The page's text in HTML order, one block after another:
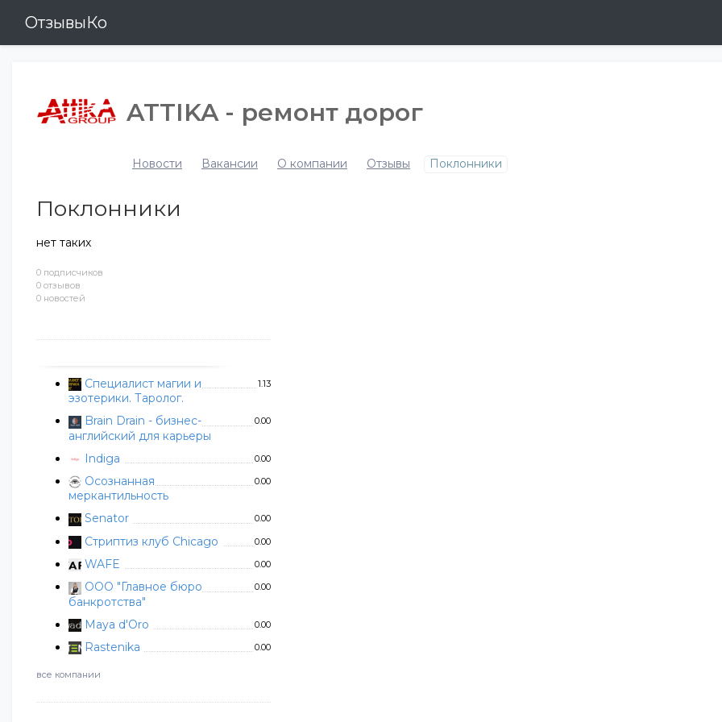
ОтзывыКо
0 подписчиков
0 отзывов
0 новостей
Специалист магии и
эзотерики. Таролог.
1.13
Brain Drain - бизнес-
английский для карьеры
0.00
Indiga 0.00
Осознанная
меркантильность
0.00
Senator 0.00
Стриптиз клуб Chicago 0.00
WAFE 0.00
ООО "Главное бюро
банкротства"
0.00
Maya d'Oro 0.00
Rastenika 0.00
все компании
ATTIKA - ремонт дорог
Новости Вакансии О компании Отзывы Поклонники
Поклонники
нет таких